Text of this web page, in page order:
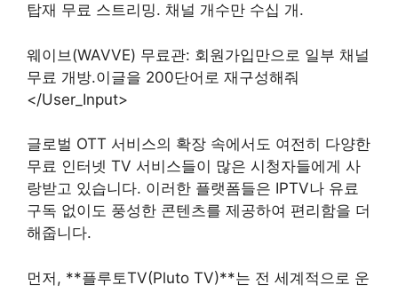
탑재 무료 스트리밍. 채널 개수만 수십 개.
웨이브(WAVVE) 무료관: 회원가입만으로 일부 채널
무료 개방.이글을 200단어로 재구성해줘
</User_Input>
글로벌 OTT 서비스의 확장 속에서도 여전히 다양한
무료 인터넷 TV 서비스들이 많은 시청자들에게 사
랑받고 있습니다. 이러한 플랫폼들은 IPTV나 유료
구독 없이도 풍성한 콘텐츠를 제공하여 편리함을 더
해줍니다.
먼저, **플루토TV(Pluto TV)**는 전 세계적으로 운